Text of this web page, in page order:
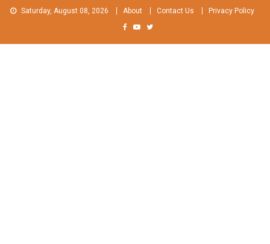
Skip
Saturday, August 08, 2026 About Contact Us Privacy Policy